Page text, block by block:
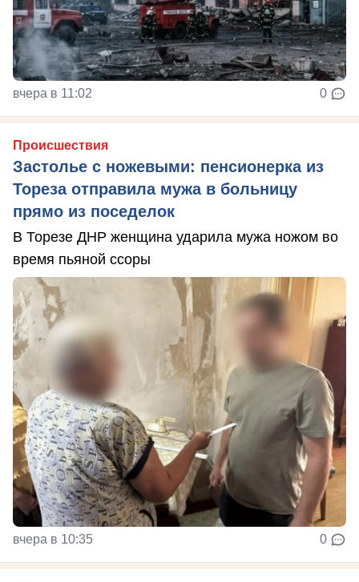
вчера в 11:02 0
Происшествия
Застолье с ножевыми: пенсионерка из
Тореза отправила мужа в больницу
прямо из поседелок
В Торезе ДНР женщина ударила мужа ножом во
время пьяной ссоры
вчера в 10:35 0